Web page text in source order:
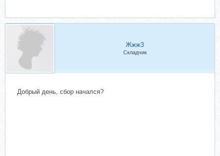
Жжж3
Складчик
Добрый день, сбор начался?